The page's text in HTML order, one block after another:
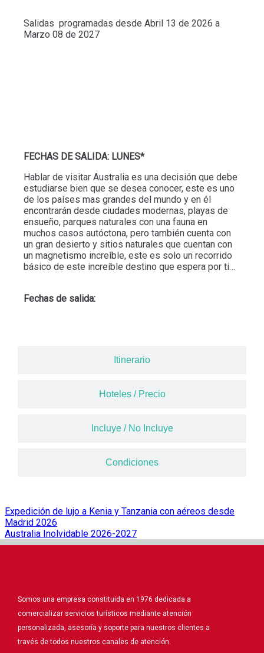
Salidas programadas desde Abril 13 de 2026 a
Marzo 08 de 2027
Itinerario
Hoteles / Precio
Incluye / No Incluye
Condiciones
FECHAS DE SALIDA: LUNES*
Hablar de visitar Australia es una decisión que debe
estudiarse bien que se desea conocer, este es uno
de los países mas grandes del mundo y en él
encontrarán desde ciudades modernas, playas de
ensueño, parques naturales con una fauna en
muchos casos autóctona, pero también cuenta con
un gran desierto y sitios naturales que cuentan con
un magnetismo increíble, este es solo un recorrido
básico de este increíble destino que espera por ti…
Fechas de salida:
Expedición de lujo a Kenia y Tanzania con aéreos desde
Madrid 2026
Australia Inolvidable 2026-2027
Somos una empresa constituida en 1976 dedicada a
comercializar servicios turísticos mediante atención
personalizada, asesoría y soporte para nuestros clientes a
través de todos nuestros canales de atención.